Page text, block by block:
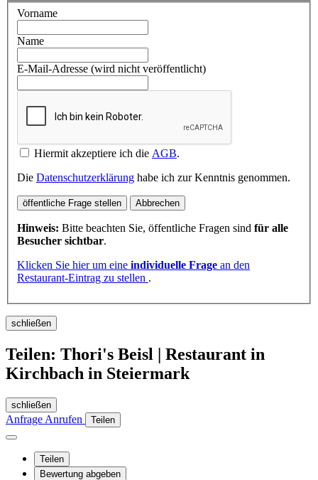
Vorname
Name
E-Mail-Adresse (wird nicht veröffentlicht)
Hiermit akzeptiere ich die AGB.
Die Datenschutzerklärung habe ich zur Kenntnis genommen.
öffentliche Frage stellen Abbrechen
Hinweis: Bitte beachten Sie, öffentliche Fragen sind für alle
Besucher sichtbar.
Klicken Sie hier um eine individuelle Frage an den
Restaurant-Eintrag zu stellen .
schließen
Teilen: Thori's Beisl | Restaurant in
Kirchbach in Steiermark
schließen
Anfrage Anrufen Teilen
Teilen
Bewertung abgeben